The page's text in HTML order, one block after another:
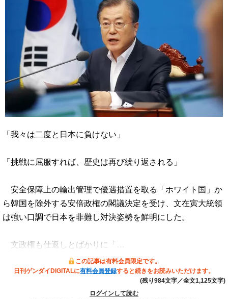
「我々は二度と日本に負けない」
「挑戦に屈服すれば、歴史は再び繰り返される」
安全保障上の輸出管理で優遇措置を取る「ホワイト国」か
ら韓国を除外する安倍政権の閣議決定を受け、文在寅大統領
は強い口調で日本を非難し対決姿勢を鮮明にした。
文政権も仕返しとばかりに「…
この記事は有料会員限定です。
日刊ゲンダイDIGITALに有料会員登録すると続きをお読みいただけます。
(残り984文字／全文1,125文字)
ログインして読む